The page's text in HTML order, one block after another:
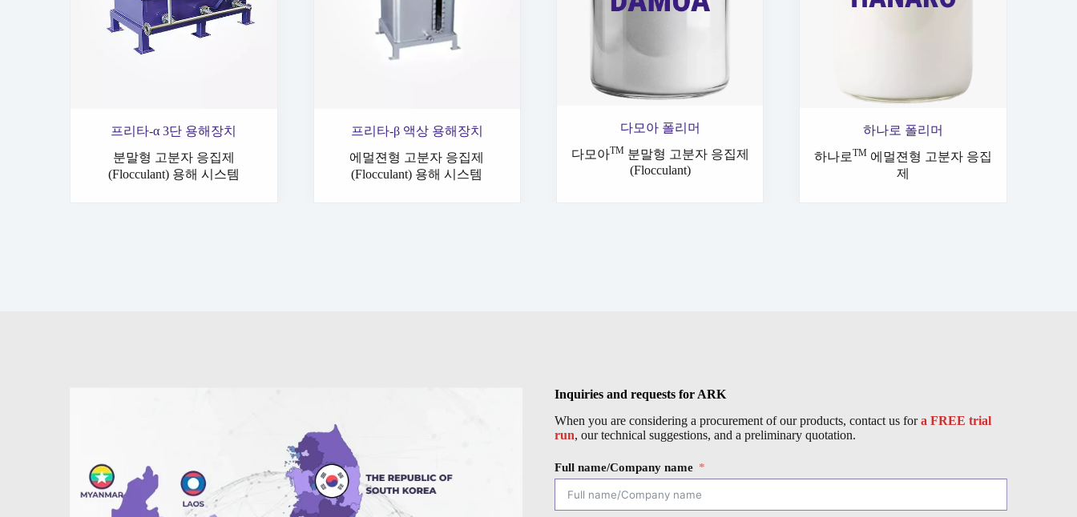
프리타-α 3단 용해장치
분말형 고분자 응집제
(Flocculant) 용해 시스템
프리타-β 액상 용해장치
에멀젼형 고분자 응집제
(Flocculant) 용해 시스템
다모아 폴리머
다모아TM분말형 고분자 응집제
(Flocculant)
하나로 폴리머
하나로TM 에멀젼형 고분자 응집
제
Inquiries and requests for ARK
When you are considering a procurement of our products, contact us fora FREE trial
run, our technical suggestions, and a preliminary quotation.
Full name/Company name